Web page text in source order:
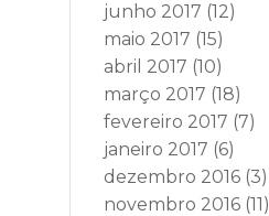
junho 2017 (12)
maio 2017 (15)
abril 2017 (10)
março 2017 (18)
fevereiro 2017 (7)
janeiro 2017 (6)
dezembro 2016 (3)
novembro 2016 (11)